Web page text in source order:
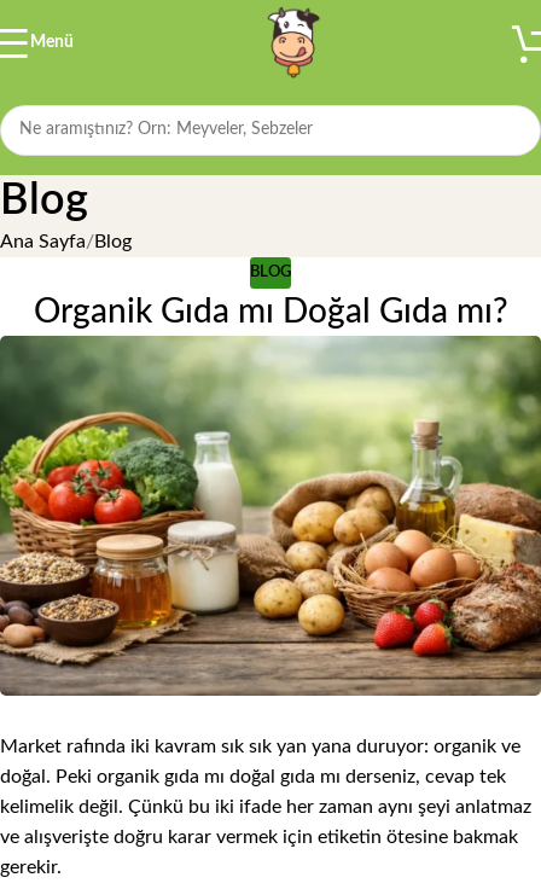
Menü
Blog
Ana Sayfa Blog
BLOG
Organik Gıda mı Doğal Gıda mı?
Market rafında iki kavram sık sık yan yana duruyor: organik ve
doğal. Peki organik gıda mı doğal gıda mı derseniz, cevap tek
kelimelik değil. Çünkü bu iki ifade her zaman aynı şeyi anlatmaz
ve alışverişte doğru karar vermek için etiketin ötesine bakmak
gerekir.